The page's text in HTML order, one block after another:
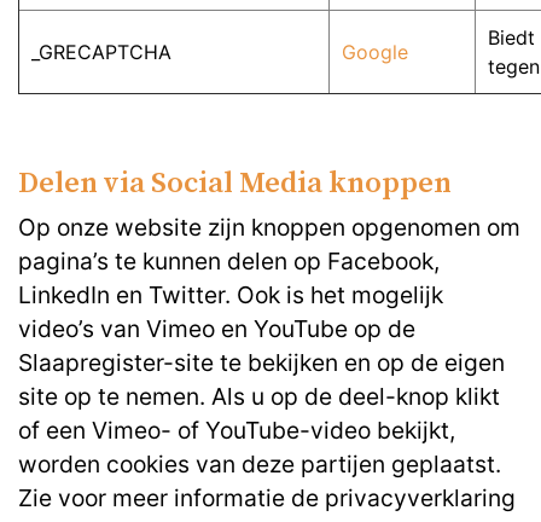
_GRECAPTCHA Google
Biedt
Delen via Social Media knoppen
Op onze website zijn knoppen opgenomen om
pagina’s te kunnen delen op Facebook,
LinkedIn en Twitter. Ook is het mogelijk
video’s van Vimeo en YouTube op de
Slaapregister-site te bekijken en op de eigen
site op te nemen. Als u op de deel-knop klikt
of een Vimeo- of YouTube-video bekijkt,
worden cookies van deze partijen geplaatst.
Zie voor meer informatie de privacyverklaring